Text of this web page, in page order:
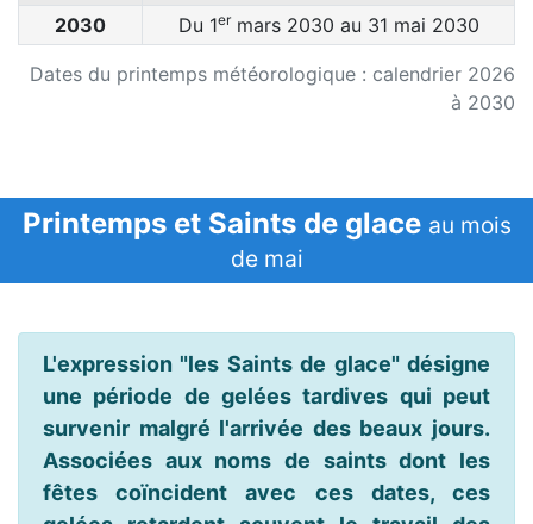
Dates du printemps météorologique : calendrier 2026
à 2030
2030
Du 1ermars 2030 au 31 mai 2030
Printemps et Saints de glace au mois
de mai
L'expression "les Saints de glace" désigne
une période de gelées tardives qui peut
survenir malgré l'arrivée des beaux jours.
Associées aux noms de saints dont les
fêtes coïncident avec ces dates, ces